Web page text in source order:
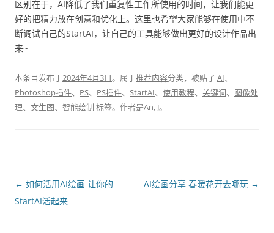
区别在于，AI降低了我们重复性工作所使用的时间，让我们能更
好的把精力放在创意和优化上。这里也希望大家能够在使用中不
断调试自己的StartAI，让自己的工具能够做出更好的设计作品出
来~
本条目发布于2024年4月3日。属于推荐内容分类，被贴了 AI、
Photoshop插件、 PS、 PS插件、 StartAI、 使用教程、 关键词、 图像处
理、 文生图、 智能绘制 标签。 作者是An, J。
文
章
← 如何活用AI绘画 让你的
StartAI活起来
AI绘画分享 春暖花开去哪玩 →